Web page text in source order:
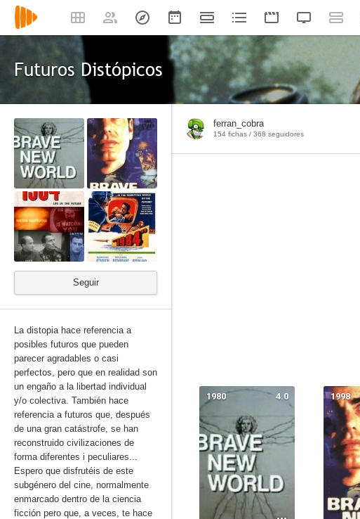
Futuros Distópicos
Seguir
La distopia hace referencia a
posibles futuros que pueden
parecer agradables o casi
perfectos, pero que en realidad son
un engaño a la libertad individual
y/o colectiva. También hace
referencia a futuros que, después
de una gran catástrofe, se han
reconstruido civilizaciones de
forma diferentes i peculiares...
Espero que disfrutéis de este
subgénero del cine, normalmente
enmarcado dentro de la ciencia
ficción pero que, a veces, te hace
ferran_cobra
154 fichas / 368 seguidores
4.0
1980 1998